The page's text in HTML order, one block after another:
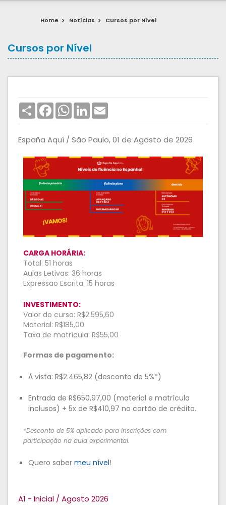
Home > Notícias > Cursos por Nível
Cursos por Nível
ShareFacebookWhatsApp
LinkedIn
España Aquí / São Paulo, 01 de Agosto de 2026
CARGA HORÁRIA:
Total: 51 horas
Aulas Letivas: 36 horas
Expressão Escrita: 15 horas
INVESTIMENTO:
Valor do curso: R$2.595,60
Material: R$185,00
Taxa de matrícula: R$55,00
Formas de pagamento:
À vista: R$2.465,82 (desconto de 5%*)
Entrada de R$650,97,00 (material e matrícula
inclusos) + 5x de R$410,97 no cartão de crédito.
*Desconto de 5% aplicado para inscrições com
participação na aula experimental.
Quero saber meu nível!
A1 - Inicial / Agosto 2026